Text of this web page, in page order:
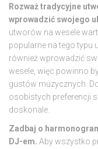
Rozważ tradycyjne
wprowadzić swojego
utworów na wesele
popularne na tego typu
również wprowadzić
wesele, więc powinno
gustów muzycznych.
osobistych preferencji
doskonale.
Zadbaj o
DJ-em. Aby wszystko